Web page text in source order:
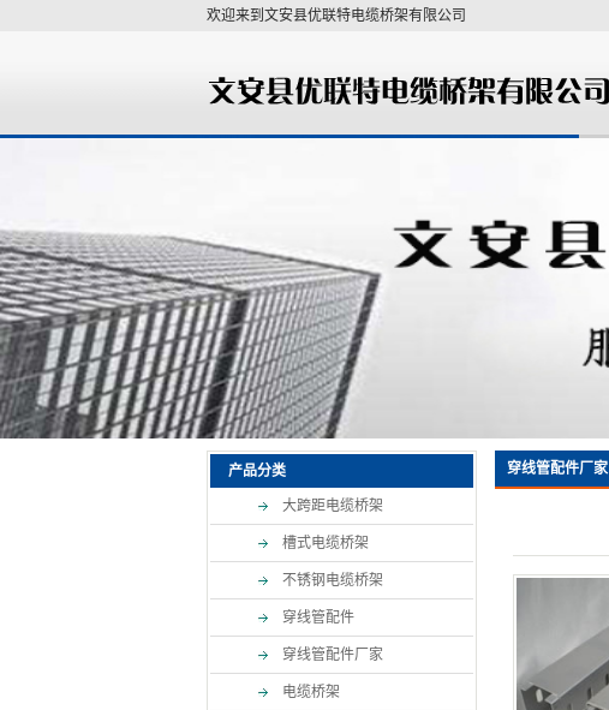
欢迎来到文安县优联特电缆桥架有限公司
产品分类
大跨距电缆桥架
槽式电缆桥架
不锈钢电缆桥架
穿线管配件
穿线管配件厂家
电缆桥架
穿线管配件厂家